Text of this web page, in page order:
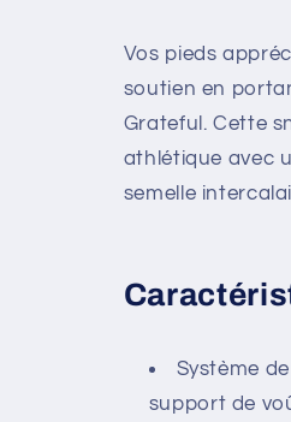
Vos pieds
soutien en
Grateful. Cette
athlétique avec
semelle
Système
support de